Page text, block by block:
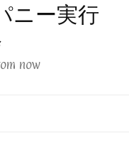
ニー実行
now